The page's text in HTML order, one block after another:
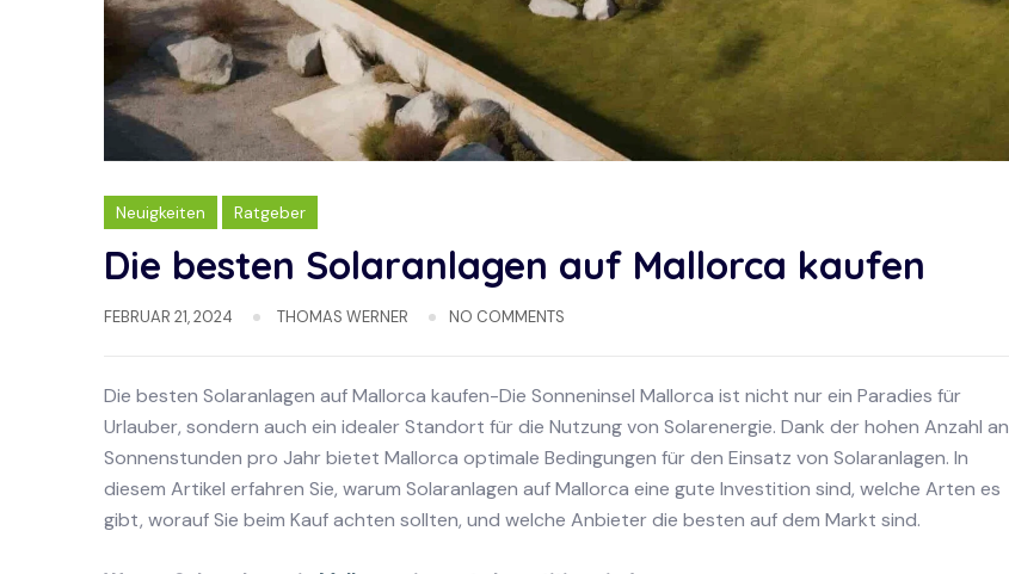
Neuigkeiten Ratgeber
Die besten Solaranlagen auf Mallorca kaufen
FEBRUAR 21, 2024 THOMAS WERNER NO COMMENTS
Die besten Solaranlagen auf Mallorca kaufen-Die Sonneninsel Mallorca ist nicht nur ein Paradies für
Urlauber, sondern auch ein idealer Standort für die Nutzung von Solarenergie. Dank der hohen Anzahl an
Sonnenstunden pro Jahr bietet Mallorca optimale Bedingungen für den Einsatz von Solaranlagen. In
diesem Artikel erfahren Sie, warum Solaranlagen auf Mallorca eine gute Investition sind, welche Arten es
gibt, worauf Sie beim Kauf achten sollten, und welche Anbieter die besten auf dem Markt sind.